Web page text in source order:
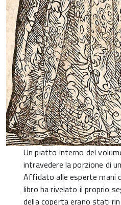
Un piatto interno del
intravedere la porzione di
Affidato alle esperte mani
libro ha rivelato il proprio
della coperta erano stati